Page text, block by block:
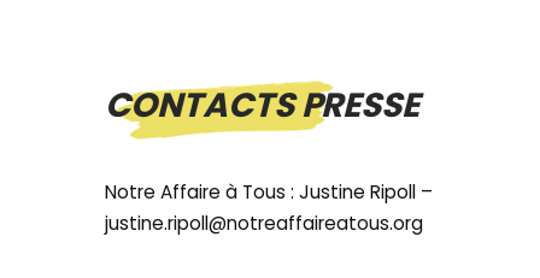
CONTACTS PRESSE
Notre Affaire à Tous : Justine Ripoll –
justine.ripoll@notreaffaireatous.org